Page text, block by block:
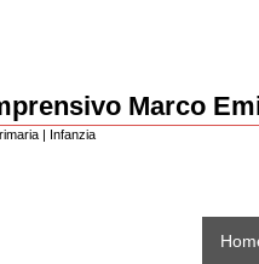
Marco
| Infanzia